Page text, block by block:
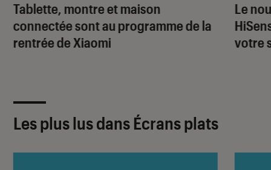
Tablette, montre et maison
connectée sont au programme de la
rentrée de Xiaomi
Le
votre
Les plus lus dans Écrans plats